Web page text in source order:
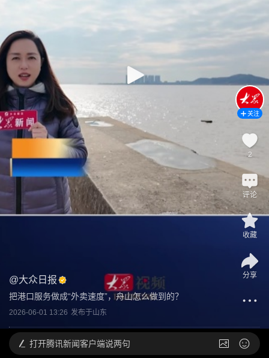
@大众日报
把港口服务做成“外卖速度”，舟山怎么做到的？
2026-06-01 13:26 发布于山东
关注
2
评论
收藏
分享
打开腾讯新闻客户端说两句